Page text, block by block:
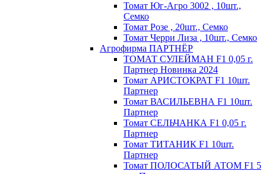
Томат Юг-Агро 3002 , 10шт.,
Семко
Томат Розе , 20шт., Семко
Томат Черри Лиза , 10шт., Семко
Агрофирма ПАРТНЁР
ТОМАТ СУЛЕЙМАН F1 0,05 г.
Партнер Новинка 2024
Томат АРИСТОКРАТ F1 10шт.
Партнер
Томат ВАСИЛЬЕВНА F1 10шт.
Партнер
Томат СЕЛЬЧАНКА F1 0,05 г.
Партнер
Томат ТИТАНИК F1 10шт.
Партнер
Томат ПОЛОСАТЫЙ АТОМ F1 5